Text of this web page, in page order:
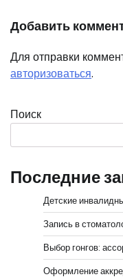
Добавить
Для отправки
авторизоваться.
Поиск
Последние
Детские
Запись в
Выбор гонгов:
Оформление